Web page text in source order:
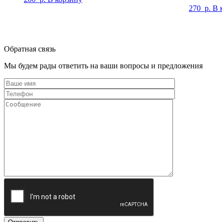
270 р. В
Обратная связь
Мы будем рады ответить на ваши вопросы и предложения